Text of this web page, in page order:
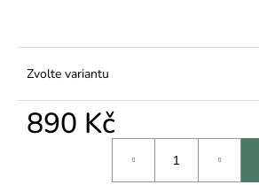
Zvolte variantu
890 Kč